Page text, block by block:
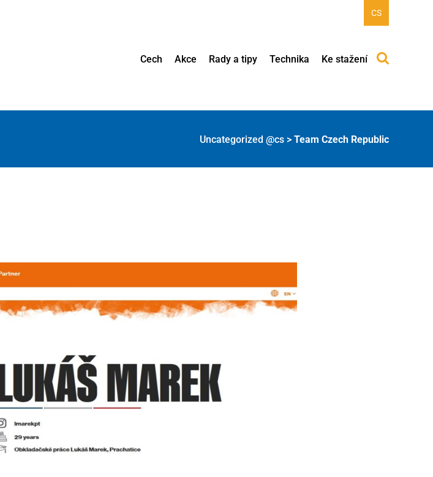
CS
Cech Akce Rady a tipy Technika Ke stažení
Uncategorized @cs > Team Czech Republic